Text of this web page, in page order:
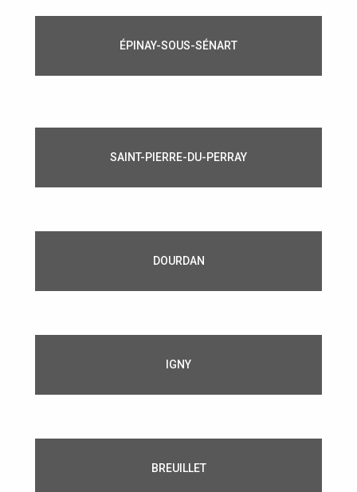
ÉPINAY-SOUS-SÉNART
SAINT-PIERRE-DU-PERRAY
DOURDAN
IGNY
BREUILLET